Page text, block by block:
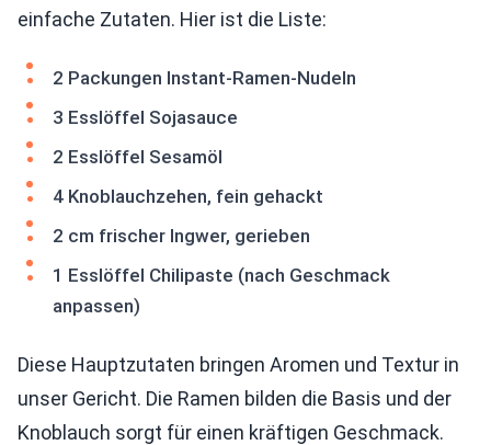
einfache Zutaten. Hier ist die Liste:
2 Packungen Instant-Ramen-Nudeln
3 Esslöffel Sojasauce
2 Esslöffel Sesamöl
4 Knoblauchzehen, fein gehackt
2 cm frischer Ingwer, gerieben
1 Esslöffel Chilipaste (nach Geschmack
anpassen)
Diese Hauptzutaten bringen Aromen und Textur in
unser Gericht. Die Ramen bilden die Basis und der
Knoblauch sorgt für einen kräftigen Geschmack.